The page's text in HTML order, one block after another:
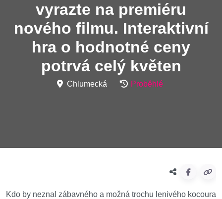
vyrazte na premiéru
nového filmu. Interaktivní
hra o hodnotné ceny
potrvá celý květen
Chlumecká Proběhlé
Kdo by neznal zábavného a možná trochu lenivého kocoura